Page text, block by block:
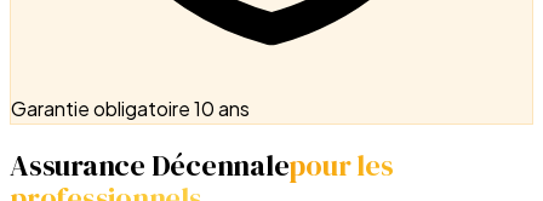
Garantie obligatoire 10 ans
Assurance Décennalepour les